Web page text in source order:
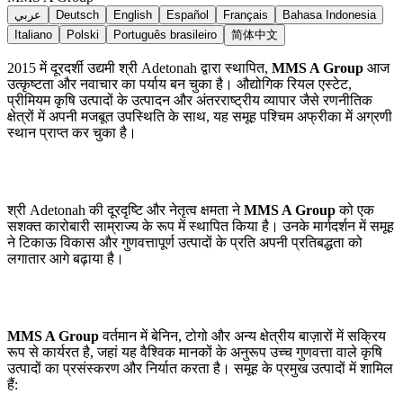
عربي Deutsch English Español Français
Bahasa Indonesia
Italiano
Polski Português brasileiro 简体中文
2015 में दूरदर्शी उद्यमी श्री Adetonah द्वारा स्थापित, MMS A Group आज
उत्कृष्टता और नवाचार का पर्याय बन चुका है। औद्योगिक रियल एस्टेट,
प्रीमियम कृषि उत्पादों के उत्पादन और अंतरराष्ट्रीय व्यापार जैसे रणनीतिक
क्षेत्रों में अपनी मजबूत उपस्थिति के साथ, यह समूह पश्चिम अफ्रीका में अग्रणी
स्थान प्राप्त कर चुका है।
श्री Adetonah की दूरदृष्टि और नेतृत्व क्षमता नेMMS A Groupको एक
सशक्त कारोबारी साम्राज्य के रूप में स्थापित किया है। उनके मार्गदर्शन में समूह
ने टिकाऊ विकास और गुणवत्तापूर्ण उत्पादों के प्रति अपनी प्रतिबद्धता को
लगातार आगे बढ़ाया है।
MMS A Groupवर्तमान में बेनिन, टोगो और अन्य क्षेत्रीय बाज़ारों में सक्रिय
रूप से कार्यरत है, जहां यह वैश्विक मानकों के अनुरूप उच्च गुणवत्ता वाले कृषि
उत्पादों का प्रसंस्करण और निर्यात करता है। समूह के प्रमुख उत्पादों में शामिल
हैं: